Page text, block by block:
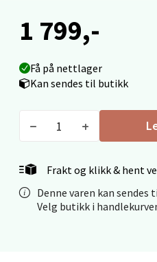
1 799,-
Få på nettlager
Kan sendes til butikk
Frakt og klikk & hent
Denne varen kan
Velg butikk i
Molde -
Torget 1, 6413 Molde
0 i butikk